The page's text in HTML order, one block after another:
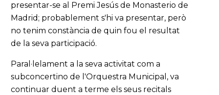
presentar-se al Premi Jesús de Monasterio de
Madrid; probablement s'hi va presentar, però
no tenim constància de quin fou el resultat
de la seva participació.
Paral·lelament a la seva activitat com a
subconcertino de l'Orquestra Municipal, va
continuar duent a terme els seus recitals